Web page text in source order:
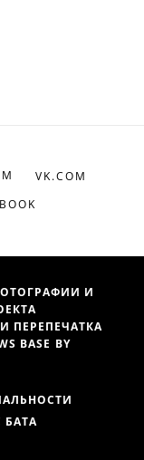
VK.COM
И
ПЕРЕПЕЧАТКА
BASE BY
БАТА